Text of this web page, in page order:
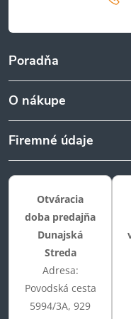
Poradňa
O nákupe
Firemné údaje
Otváracia
doba predajňa
Dunajská
Streda
Adresa:
Povodská cesta
5994/3A, 929